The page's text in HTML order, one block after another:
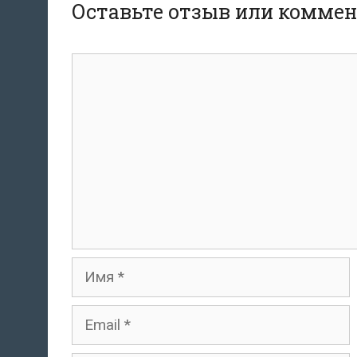
Оставьте отзыв или
Имя
Email